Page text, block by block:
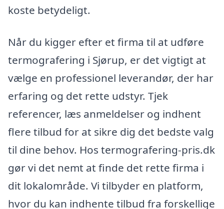
koste betydeligt.
Når du kigger efter et firma til at udføre
termografering i Sjørup, er det vigtigt at
vælge en professionel leverandør, der har
erfaring og det rette udstyr. Tjek
referencer, læs anmeldelser og indhent
flere tilbud for at sikre dig det bedste valg
til dine behov. Hos termografering-pris.dk
gør vi det nemt at finde det rette firma i
dit lokalområde. Vi tilbyder en platform,
hvor du kan indhente tilbud fra forskellige